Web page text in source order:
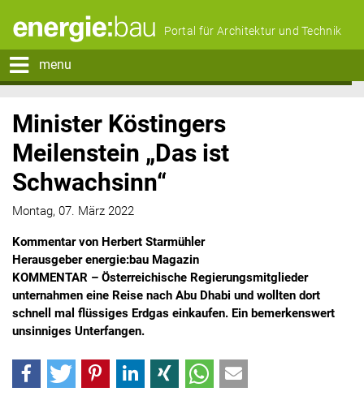
Portal für Architektur und Technik
menu
Minister Köstingers
Meilenstein „Das ist
Schwachsinn“
Montag, 07. März 2022
Kommentar von Herbert Starmühler
Herausgeber energie:bau Magazin
KOMMENTAR – Österreichische Regierungsmitglieder
unternahmen eine Reise nach Abu Dhabi und wollten dort
schnell mal flüssiges Erdgas einkaufen. Ein bemerkenswert
unsinniges Unterfangen.